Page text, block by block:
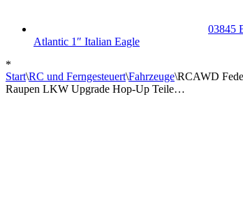
03845
Atlantic 1″ Italian Eagle
*
Start\RC und Ferngesteuert\Fahrzeuge\RCAWD
Raupen LKW Upgrade Hop-Up Teile…